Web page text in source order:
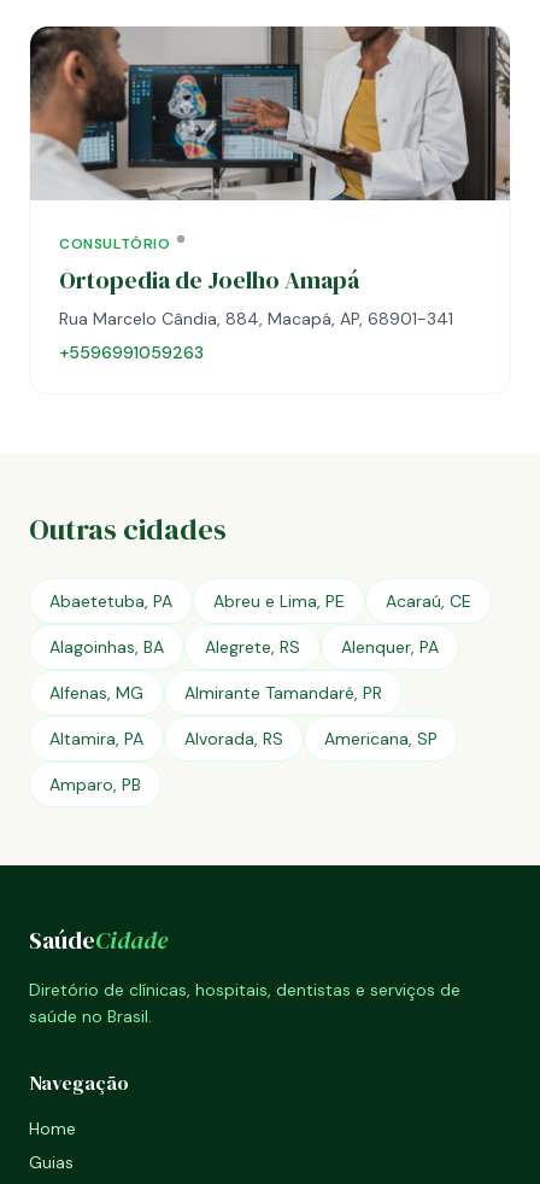
CONSULTÓRIO
Ortopedia de Joelho Amapá
Rua Marcelo Cândia, 884, Macapá, AP, 68901-341
+5596991059263
Outras cidades
Abaetetuba, PA Abreu e Lima, PE Acaraú, CE
Alagoinhas, BA Alegrete, RS Alenquer, PA
Alfenas, MG Almirante Tamandaré, PR
Altamira, PA Alvorada, RS Americana, SP
Amparo, PB
SaúdeCidade
Diretório de clínicas, hospitais, dentistas e serviços de
saúde no Brasil.
Navegação
Home
Guias